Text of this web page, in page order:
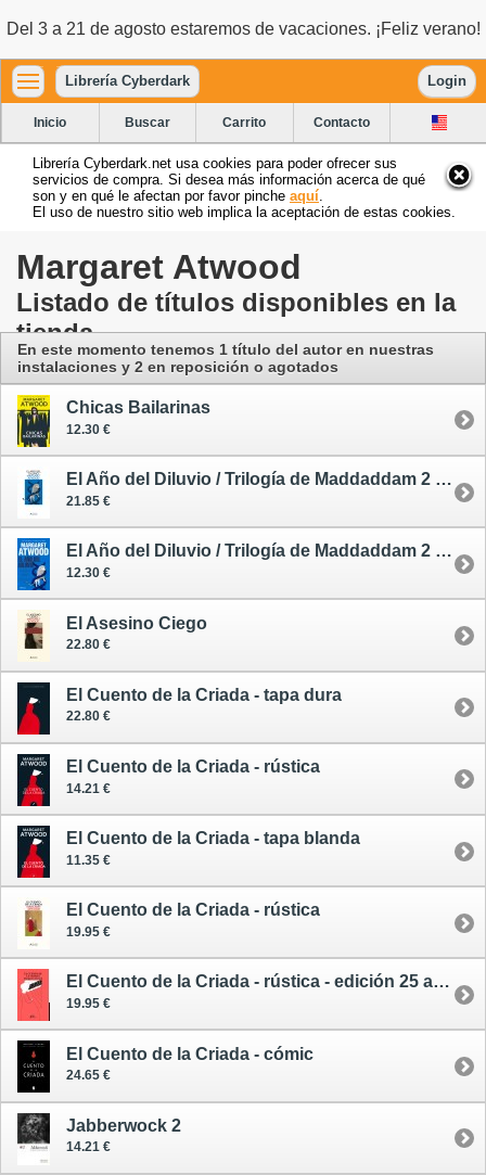
Del 3 a 21 de agosto estaremos de vacaciones. ¡Feliz verano!
Librería Cyberdark Login
Inicio Buscar Carrito Contacto
Librería Cyberdark.net usa cookies para poder ofrecer sus
servicios de compra. Si desea más información acerca de qué
son y en qué le afectan por favor pinche aquí
El uso de nuestro sitio web implica la aceptación de estas cookies.
Margaret Atwood
Listado de títulos disponibles en la
tienda
En este momento tenemos 1 título del autoren nuestras
instalaciones y 2 en reposición o agotados
Chicas Bailarinas
12.30 €
El Año del Diluvio / Trilogía de Maddaddam 2 - rústica
21.85 €
El Año del Diluvio / Trilogía de Maddaddam 2 - tapa blanda
12.30 €
El Asesino Ciego
22.80 €
El Cuento de la Criada - tapa dura
22.80 €
El Cuento de la Criada - rústica
14.21 €
El Cuento de la Criada - tapa blanda
11.35 €
El Cuento de la Criada - rústica
19.95 €
El Cuento de la Criada - rústica - edición 25 aniversario Salamandra
19.95 €
El Cuento de la Criada - cómic
24.65 €
Jabberwock 2
14.21 €